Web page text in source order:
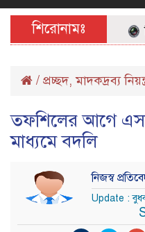
শিরোনামঃ
/ প্রচ্ছদ,মাদকদ্রব্য
তফশিলের আগে
মাধ্যমে বদলি
নিজস্ব
Update :